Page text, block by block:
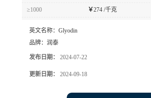
≥1000 ￥274 /千克
英文名称： Glyodin
品牌： 润泰
发布日期： 2024-07-22
更新日期： 2024-09-18